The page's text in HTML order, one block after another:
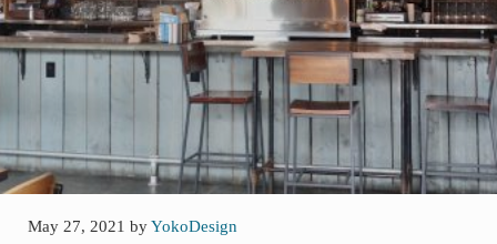
May 27, 2021 byYokoDesign